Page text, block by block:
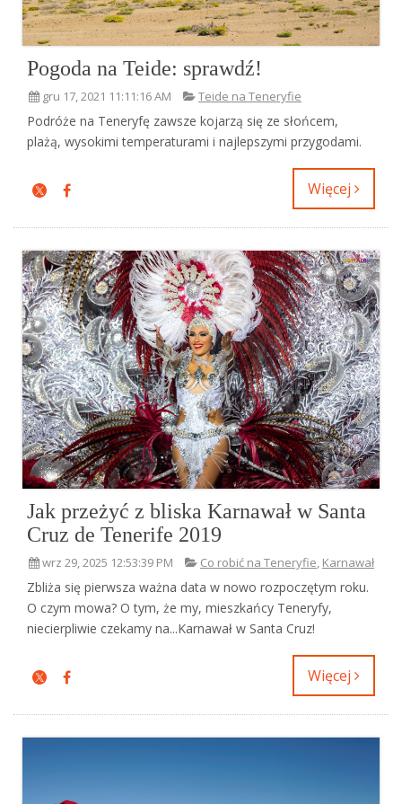
Pogoda na Teide: sprawdź!
gru 17, 2021 11:11:16 AM Teide na Teneryfie
Podróże na Teneryfę zawsze kojarzą się ze słońcem,
plażą, wysokimi temperaturami i najlepszymi przygodami.
Więcej
Jak przeżyć z bliska Karnawał w Santa
Cruz de Tenerife 2019
wrz 29, 2025 12:53:39 PM Co robić na Teneryfie, Karnawał
Zbliża się pierwsza ważna data w nowo rozpoczętym roku.
O czym mowa? O tym, że my, mieszkańcy Teneryfy,
niecierpliwie czekamy na...Karnawał w Santa Cruz!
Więcej